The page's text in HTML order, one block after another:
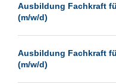
Ausbildung Fachkraft
(m/w/d)
Ausbildung Fachkraft
(m/w/d)